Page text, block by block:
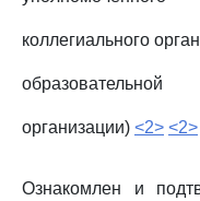
коллегиального
образовательной
организации) <2> <2>
Ознакомлен и